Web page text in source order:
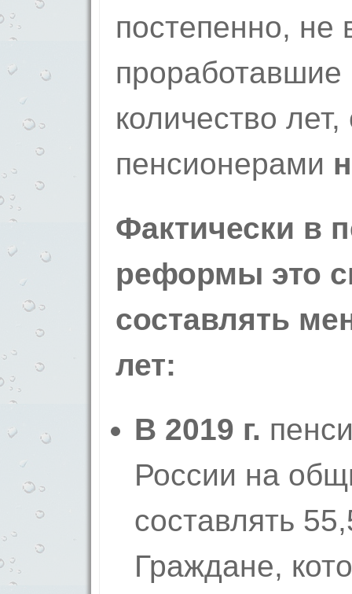
постепенно, не
количество лет,
пенсионерами
Фактически в
реформы это
составлять
лет:
В 2019 г.
России на
составлять
Граждане,